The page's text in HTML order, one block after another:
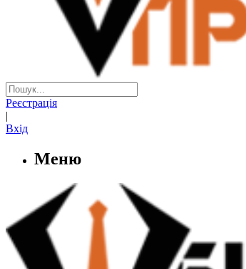
Реєстрація
|
Вхід
Меню